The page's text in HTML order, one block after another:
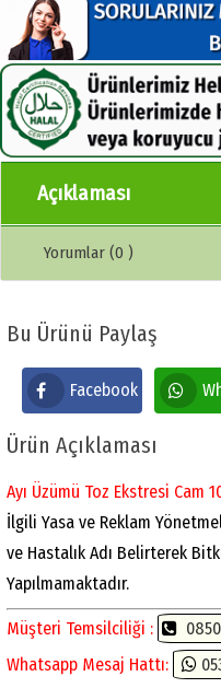
Açıklaması
Yorumlar (0 )
Bu Ürünü Paylaş
Facebook
Ürün Açıklaması
Ayı Üzümü Toz Ekstresi Cam
İlgili Yasa ve Reklam
ve Hastalık Adı Belirterek
Yapılmamaktadır.
Müşteri Temsilciliği :
Whatsapp Mesaj Hattı: